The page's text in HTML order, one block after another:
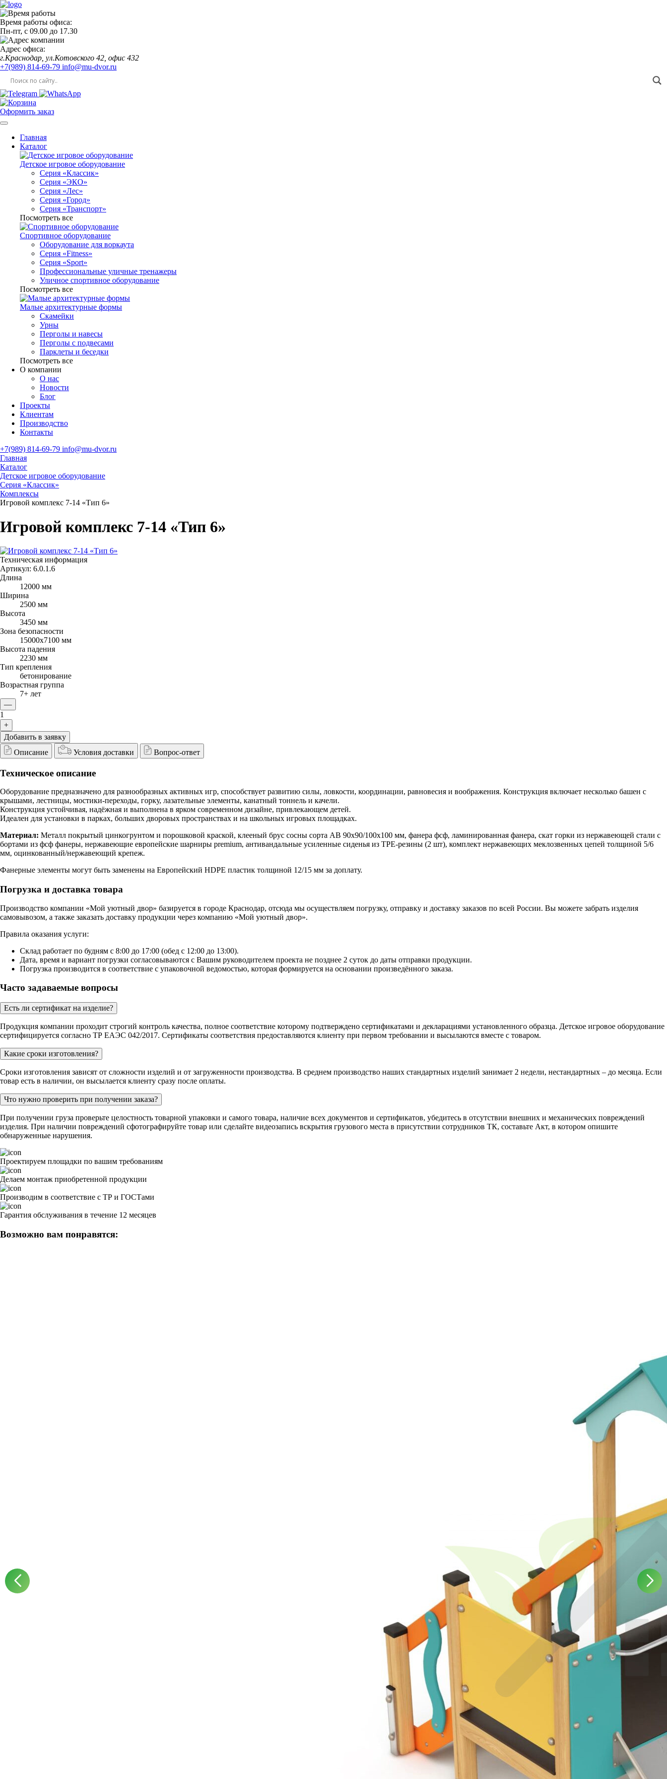
Время работы офиса:
Пн-пт, с 09.00 до 17.30
Адрес офиса:
г.Краснодар, ул.Котовского 42, офис 432
+7(989) 814-69-79 info@mu-dvor.ru
Оформить заказ
Главная
Каталог
Детское игровое оборудование
Серия «Классик»
Серия «ЭКО»
Серия «Лес»
Серия «Город»
Серия «Транспорт»
Посмотреть все
Спортивное оборудование
Оборудование для воркаута
Серия «Fitness»
Серия «Sport»
Профессиональные уличные тренажеры
Уличное спортивное оборудование
Посмотреть все
Малые архитектурные формы
Скамейки
Урны
Перголы и навесы
Перголы с подвесами
Парклеты и беседки
Посмотреть все
О компании
О нас
Новости
Блог
Проекты
Клиентам
Производство
Контакты
+7(989) 814-69-79 info@mu-dvor.ru
Главная
Каталог
Детское игровое оборудование
Серия «Классик»
Комплексы
Игровой комплекс 7-14 «Тип 6»
Игровой комплекс 7-14 «Тип 6»
Техническая информация
Артикул: 6.0.1.6
Длина
12000 мм
Ширина
2500 мм
Высота
3450 мм
Зона безопасности
15000x7100 мм
Высота падения
2230 мм
Тип крепления
бетонирование
Возрастная группа
7+ лет
—
1
+
Добавить в заявку
Описание
Условия доставки Вопрос-ответ
Техническое описание
Оборудование предназначено для разнообразных активных игр, способствует развитию силы, ловкости, координации, равновесия и воображения. Конструкция включает несколько башен с
крышами, лестницы, мостики-переходы, горку, лазательные элементы, канатный тоннель и качели.
Конструкция устойчивая, надёжная и выполнена в ярком современном дизайне, привлекающем детей.
Идеален для установки в парках, больших дворовых пространствах и на школьных игровых площадках.
Материал: Металл покрытый цинкогрунтом и порошковой краской, клееный брус сосны сорта АВ 90х90/100х100 мм, фанера фсф, ламинированная фанера, скат горки из нержавеющей стали с
бортами из фсф фанеры, нержавеющие европейские шарниры premium, антивандальные усиленные сиденья из TPE-резины (2 шт), комплект нержавеющих меклозвенных цепей толщиной 5/6
мм, оцинкованный/нержавеющий крепеж.
Фанерные элементы могут быть заменены на Европейский HDPE пластик толщиной 12/15 мм за доплату.
Погрузка и доставка товара
Производство компании «Мой уютный двор» базируется в городе Краснодар, отсюда мы осуществляем погрузку, отправку и доставку заказов по всей России. Вы можете забрать изделия
самовывозом, а также заказать доставку продукции через компанию «Мой уютный двор».
Правила оказания услуги:
Склад работает по будням с 8:00 до 17:00 (обед с 12:00 до 13:00).
Дата, время и вариант погрузки согласовываются с Вашим руководителем проекта не позднее 2 суток до даты отправки продукции.
Погрузка производится в соответствие с упаковочной ведомостью, которая формируется на основании произведённого заказа.
Часто задаваемые вопросы
Есть ли сертификат на изделие?
Продукция компании проходит строгий контроль качества, полное соответствие которому подтверждено сертификатами и декларациями установленного образца. Детское игровое оборудование
сертифицируется согласно ТР ЕАЭС 042/2017. Сертификаты соответствия предоставляются клиенту при первом требовании и высылаются вместе с товаром.
Какие сроки изготовления?
Сроки изготовления зависят от сложности изделий и от загруженности производства. В среднем производство наших стандартных изделий занимает 2 недели, нестандартных – до месяца. Если
товар есть в наличии, он высылается клиенту сразу после оплаты.
Что нужно проверить при получении заказа?
При получении груза проверьте целостность товарной упаковки и самого товара, наличие всех документов и сертификатов, убедитесь в отсутствии внешних и механических повреждений
изделия. При наличии повреждений сфотографируйте товар или сделайте видеозапись вскрытия грузового места в присутствии сотрудников ТК, составьте Акт, в котором опишите
обнаруженные нарушения.
Проектируем площадки по вашим требованиям
Делаем монтаж приобретенной продукции
Производим в соответствие с ТР и ГОСТами
Гарантия обслуживания в течение 12 месяцев
Возможно вам понравятся: